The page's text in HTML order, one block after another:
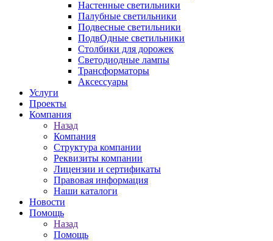
Настенные светильники
Палубные светильники
Подвесные светильники
ПодвОдные светильники
Столбики для дорожек
Светодиодные лампы
Трансформаторы
Аксессуары
Услуги
Проекты
Компания
Назад
Компания
Структура компании
Реквизиты компании
Лицензии и сертификаты
Правовая информация
Наши каталоги
Новости
Помощь
Назад
Помощь